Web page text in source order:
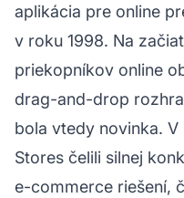
aplikácia pre online
v roku 1998. Na
priekopníkov online
drag-and-drop
bola vtedy novinka.
Stores čelili silnej
e-commerce riešení,